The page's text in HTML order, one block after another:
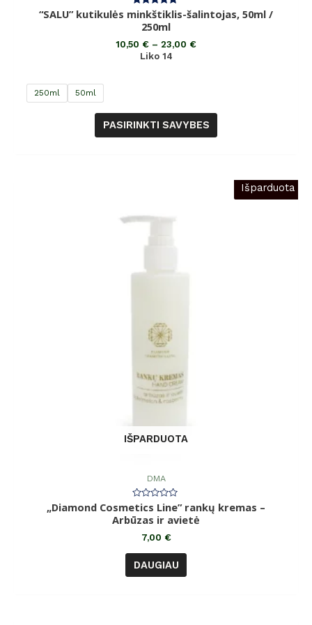
Įvertinimas:
5.00
iš 5
“SALU” kutikulės minkštiklis-šalintojas, 50ml /
250ml
10,50 € – 23,00 €
Liko 14
250ml 50ml
PASIRINKTI SAVYBES
Išparduota
IŠPARDUOTA
DMA
Įvertinimas:
0
iš
„Diamond Cosmetics Line” rankų kremas –
Arbūzas ir avietė
7,00 €
DAUGIAU